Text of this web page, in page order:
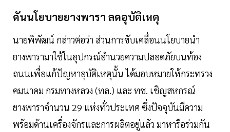
ดันนโยบายยางพารา ลดอุบัติเหตุ
นายพิพัฒน์ กล่าวต่อว่า ส่วนการขับเคลื่อนนโยบายนำ
ยางพารามาใช้ในอุปกรณ์อำนวยความปลอดภัยบนท้อง
ถนนเพื่อแก้ปัญหาอุบัติเหตุนั้น ได้มอบหมายให้กระทรวง
คมนาคม กรมทางหลวง (ทล.) และ ทช. เชิญสหกรณ์
ยางพาราจำนวน 29 แห่งทั่วประเทศ ซึ่งปัจจุบันมีความ
พร้อมด้านเครื่องจักรและการผลิตอยู่แล้ว มาหารือร่วมกัน